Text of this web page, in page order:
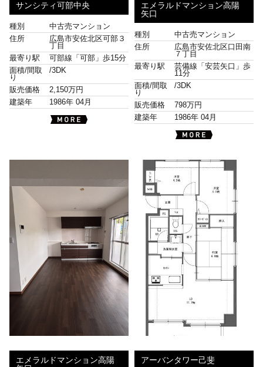
サンシティ可部中央
種別
中古売マンション
住所
広島市安佐北区可部３
丁目
最寄り駅
可部線「可部」歩15分
面積/間取
り
/3DK
販売価格
2,150万円
建築年
1986年 04月
エメラルドマンション高陽
矢口
種別
中古売マンション
住所
広島市安佐北区口田南
７丁目
最寄り駅
芸備線「安芸矢口」歩
11分
面積/間取
り
/3DK
販売価格
798万円
建築年
1986年 04月
エメラルドマンション高陽
アーバンタワー己斐